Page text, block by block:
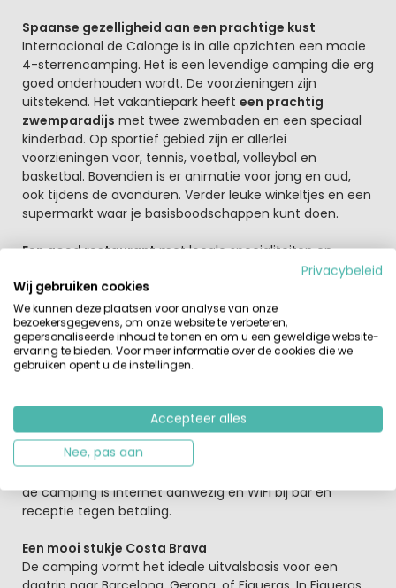
Spaanse gezelligheid aan een prachtige kust
Internacional de Calonge is in alle opzichten een mooie
4-sterrencamping. Het is een levendige camping die erg
goed onderhouden wordt. De voorzieningen zijn
uitstekend. Het vakantiepark heeft een prachtig
zwemparadijs met twee zwembaden en een speciaal
kinderbad. Op sportief gebied zijn er allerlei
voorzieningen voor, tennis, voetbal, volleybal en
basketbal. Bovendien is er animatie voor jong en oud,
ook tijdens de avonduren. Verder leuke winkeltjes en een
supermarkt waar je basisboodschappen kunt doen.
Een goed restaurantmet locale specialiteiten en
afhaalmaaltijden. Disco voor het gezin maar ook voor de
tieners (hoogseizoen). 3 kilometer van de camping ligt
een mooie golfbaan.De grillige naaldbomen en de
oleanders zorgen voor een zuidelijke sfeer op het terrein.
Voor kleine kinderen kan het hier wat te steil zijn; dat
geldt ook voor de lange trap van de camping naar het
Echt ruim zijn de plaatsen niet, maar je zit wel op een
plezierige afstand van het strand. Je zult jezelf hier niet
vervelen. Je kunt naar de tennisbaan,
de camping is internet aanwezig en WiFi bij bar en
receptie tegen betaling.
Een mooi stukje Costa Brava
De camping vormt het ideale uitvalsbasis voor een
Privacybeleid
Wij gebruiken cookies
We kunnen deze plaatsen voor analyse van onze
bezoekersgegevens, om onze website te verbeteren,
gepersonaliseerde inhoud te tonen en om u een geweldige website-
ervaring te bieden. Voor meer informatie over de cookies die we
gebruiken opent u de instellingen.
Accepteer alles
Nee, pas aan